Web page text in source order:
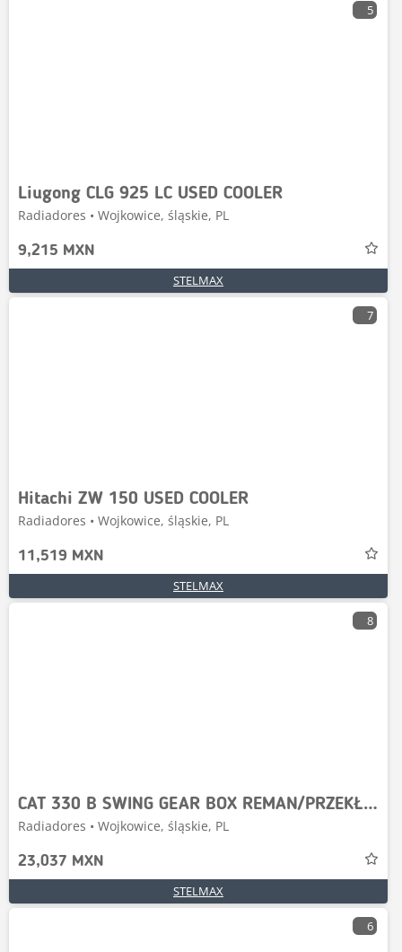
5
Liugong CLG 925 LC USED COOLER
Radiadores • Wojkowice, śląskie, PL
9,215 MXN
STELMAX
7
Hitachi ZW 150 USED COOLER
Radiadores • Wojkowice, śląskie, PL
11,519 MXN
STELMAX
8
CAT 330 B SWING GEAR BOX REMAN/PRZEKŁADNIA OBROTU
Radiadores • Wojkowice, śląskie, PL
23,037 MXN
STELMAX
6